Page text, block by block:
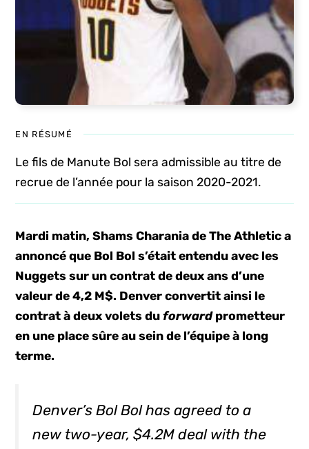
EN RÉSUMÉ
Le fils de Manute Bol sera admissible au titre de
recrue de l’année pour la saison 2020-2021.
Mardi matin, Shams Charania de The Athletic a
annoncé que Bol Bol s’était entendu avec les
Nuggets sur un contrat de deux ans d’une
valeur de 4,2 M$. Denver convertit ainsi le
contrat à deux volets duforward prometteur
en une place sûre au sein de l’équipe à long
terme.
Denver’s Bol Bol has agreed to a
new two-year, $4.2M deal with the